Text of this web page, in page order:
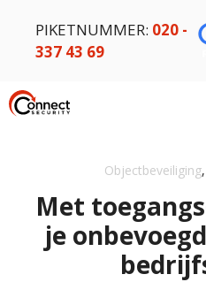
PIKETNUMMER: 020 -
337 43 69
Objectbeveiliging,
Met
je